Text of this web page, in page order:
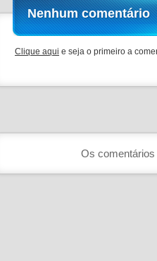
Nenhum comentário
Clique aqui e seja o primeiro a
Os